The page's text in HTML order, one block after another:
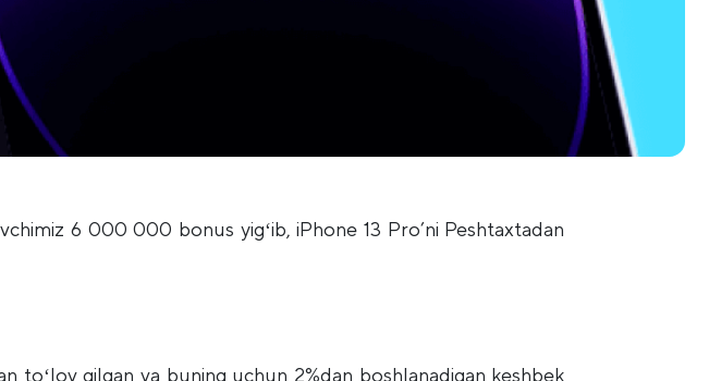
6 000 000 bonus yigʻib, iPhone 13 Pro’ni Peshtaxtadan
toʻlov qilgan va buning uchun 2%dan boshlanadigan keshbek